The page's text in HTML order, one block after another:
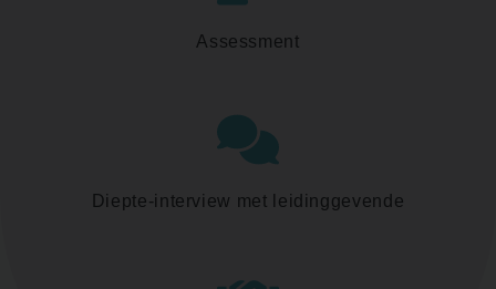
Assessment
Diepte-interview met leidinggevende